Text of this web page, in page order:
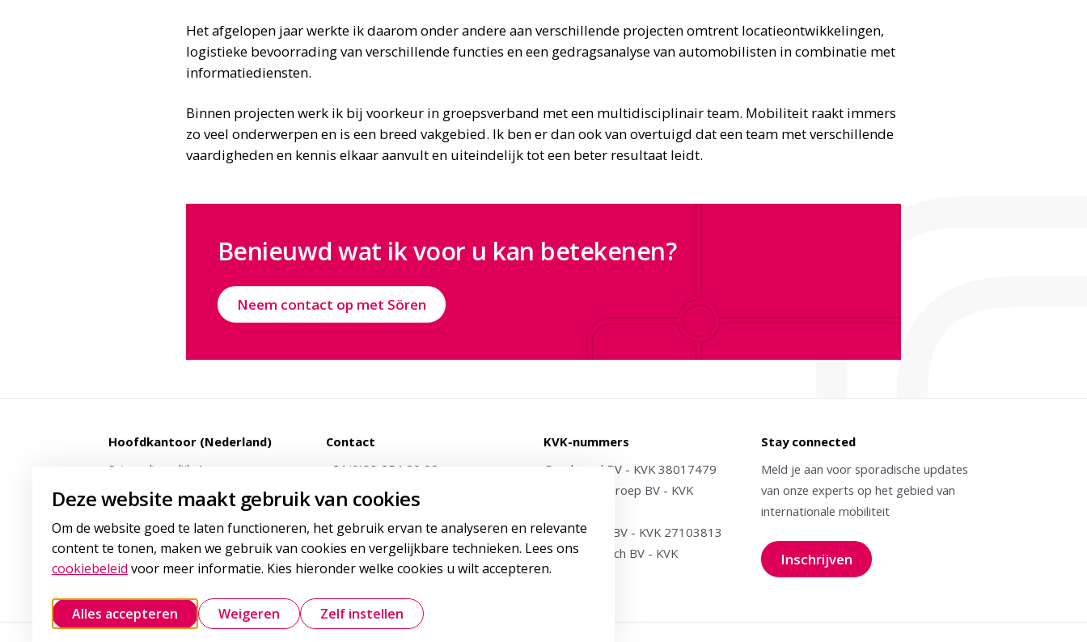
Deze website maakt gebruik van cookies
Om de website goed te laten functioneren, het gebruik ervan te analyseren en relevante
content te tonen, maken we gebruik van cookies en vergelijkbare technieken. Lees ons
cookiebeleid voor meer informatie. Kies hieronder welke cookies u wilt accepteren.
Alles accepteren Weigeren Zelf instellen
Het afgelopen jaar werkte ik daarom onder andere aan verschillende projecten omtrent locatieontwikkelingen,
logistieke bevoorrading van verschillende functies en een gedragsanalyse van automobilisten in combinatie met
informatiediensten.
Binnen projecten werk ik bij voorkeur in groepsverband met een multidisciplinair team. Mobiliteit raakt immers
zo veel onderwerpen en is een breed vakgebied. Ik ben er dan ook van overtuigd dat een team met verschillende
vaardigheden en kennis elkaar aanvult en uiteindelijk tot een beter resultaat leidt.
Benieuwd wat ik voor u kan betekenen?
Neem contact op met Sören
Hoofdkantoor (Nederland)
Snipperlingsdijk 4
7417 BJ Deventer
Postadres
Postbus 161
7400 AD Deventer
Contact
+31(0)88 254 20 00
info@goudappel.nl
Pers & Media
KVK-nummers
Goudappel BV - KVK 38017479
Goudappel Groep BV - KVK
Dat.mobility BV - KVK 27103813
Meet4research BV - KVK
75963175
Stay connected
Meld je aan voor sporadische updates
van onze experts op het gebied van
internationale mobiliteit
Inschrijvenvoor onze nieuwsbrief